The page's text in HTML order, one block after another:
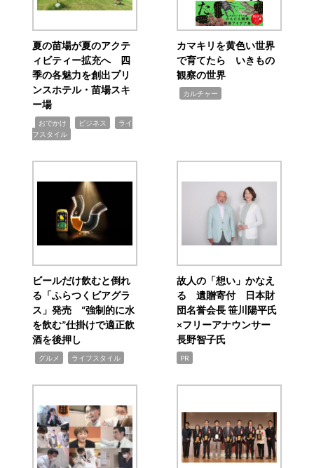
夏の苗場が夏のアクテ
ィビティー拡充へ 四
季の各魅力を創出プリ
ンスホテル・苗場スキ
ー場
おでかけ ビジネス
ライ
フスタイル
カマキリを黄色い世界
で育てたら いきもの
観察の世界
カルチャー
ビールだけ飲むと倒れ
る「ふらつくビアグラ
ス」発売 “強制的に水
を飲む”仕掛けで適正飲
酒を後押し
グルメ ライフスタイル
故人の「想い」かなえ
る 遺贈寄付 日本財
団名誉会長 笹川陽平氏
×フリーアナウンサー
長野智子氏
PR